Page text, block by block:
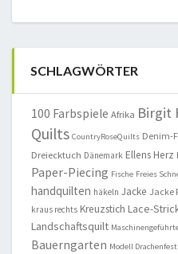
SCHLAGWÖRTER
100 Farbspiele Afrika Birgit
Quilts CountryRoseQuilts Denim-
Dreiecktuch Dänemark Ellens Herz
Paper-Piecing Fische Freies
handquilten häkeln Jacke Jacke
kraus rechts Kreuzstich Lace-
Landschaftsquilt
Bauerngarten Modell Drachenfest